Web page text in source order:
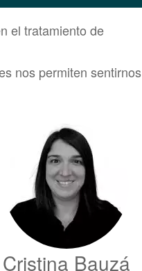
el tratamiento de
nos permiten sentirnos
Cristina Bauzá